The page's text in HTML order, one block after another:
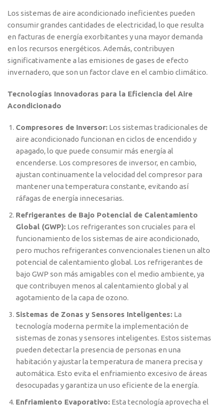
Los sistemas de aire acondicionado ineficientes pueden
consumir grandes cantidades de electricidad, lo que resulta
en facturas de energía exorbitantes y una mayor demanda
en los recursos energéticos. Además, contribuyen
significativamente a las emisiones de gases de efecto
invernadero, que son un factor clave en el cambio climático.
Tecnologías Innovadoras para la Eficiencia del Aire
Acondicionado
Compresores de Inversor: Los sistemas tradicionales de
aire acondicionado funcionan en ciclos de encendido y
apagado, lo que puede consumir más energía al
encenderse. Los compresores de inversor, en cambio,
ajustan continuamente la velocidad del compresor para
mantener una temperatura constante, evitando así
ráfagas de energía innecesarias.
Refrigerantes de Bajo Potencial de Calentamiento
Global (GWP): Los refrigerantes son cruciales para el
funcionamiento de los sistemas de aire acondicionado,
pero muchos refrigerantes convencionales tienen un alto
potencial de calentamiento global. Los refrigerantes de
bajo GWP son más amigables con el medio ambiente, ya
que contribuyen menos al calentamiento global y al
agotamiento de la capa de ozono.
Sistemas de Zonas y Sensores Inteligentes: La
tecnología moderna permite la implementación de
sistemas de zonas y sensores inteligentes. Estos sistemas
pueden detectar la presencia de personas en una
habitación y ajustar la temperatura de manera precisa y
automática. Esto evita el enfriamiento excesivo de áreas
desocupadas y garantiza un uso eficiente de la energía.
Enfriamiento Evaporativo: Esta tecnología aprovecha el